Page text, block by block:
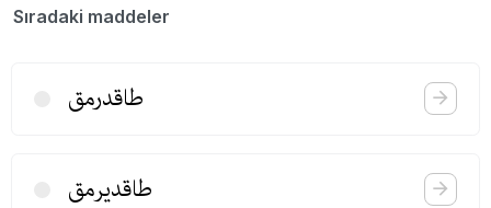
Sıradaki maddeler
طاقدرمق
طاقدیرمق